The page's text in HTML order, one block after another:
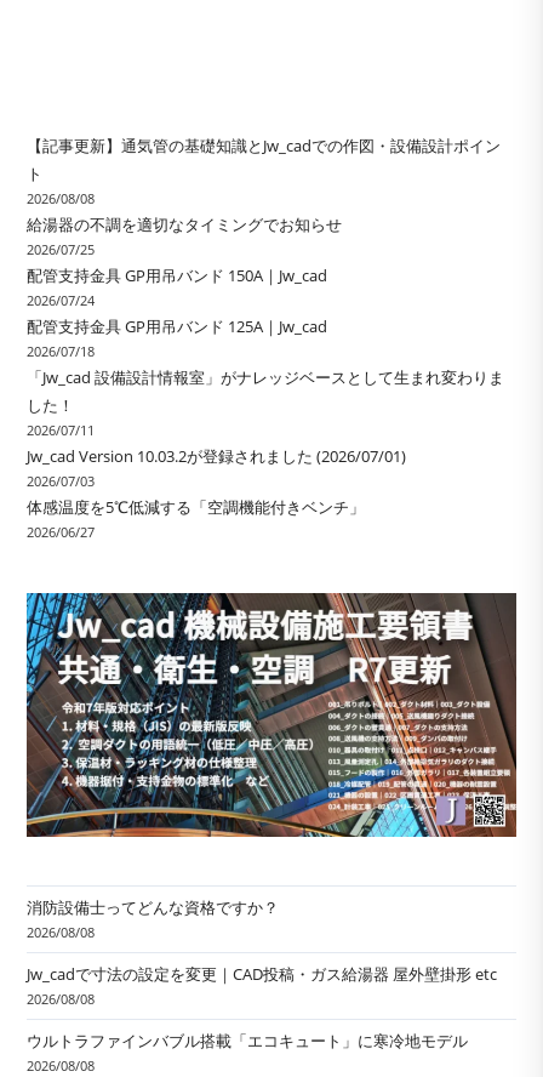
【記事更新】通気管の基礎知識とJw_cadでの作図・設備設計ポイン
ト
2026/08/08
給湯器の不調を適切なタイミングでお知らせ
2026/07/25
配管支持金具 GP用吊バンド 150A｜Jw_cad
2026/07/24
配管支持金具 GP用吊バンド 125A｜Jw_cad
2026/07/18
「Jw_cad 設備設計情報室」がナレッジベースとして生まれ変わりま
した！
2026/07/11
Jw_cad Version 10.03.2が登録されました (2026/07/01)
2026/07/03
体感温度を5℃低減する「空調機能付きベンチ」
2026/06/27
消防設備士ってどんな資格ですか？
2026/08/08
Jw_cadで寸法の設定を変更｜CAD投稿・ガス給湯器 屋外壁掛形 etc
2026/08/08
ウルトラファインバブル搭載「エコキュート」に寒冷地モデル
2026/08/08